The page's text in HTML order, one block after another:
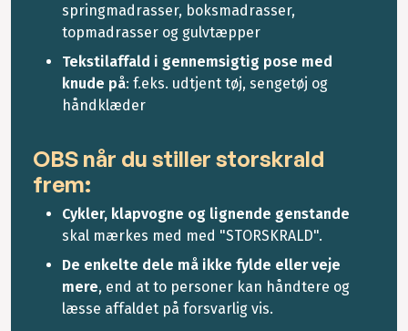
springmadrasser, boksmadrasser,
topmadrasser og gulvtæpper
Tekstilaffald i gennemsigtig pose med
knude på: f.eks. udtjent tøj, sengetøj og
håndklæder
OBS når du stiller storskrald
frem:
Cykler, klapvogne og lignende genstande
skal mærkes med med "STORSKRALD".
De enkelte dele må ikke fylde eller veje
mere, end at to personer kan håndtere og
læsse affaldet på forsvarlig vis.